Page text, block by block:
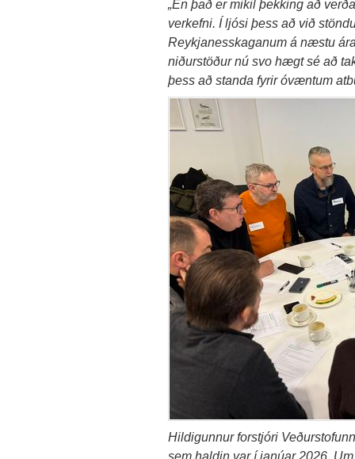
„En það er mikil þekking að
verkefni. Í ljósi þess að við
Reykjanesskaganum á næstu
niðurstöður nú svo hægt sé að
þess að standa fyrir óvæntum
Hildigunnur forstjóri
sem haldin var í janúar 2026.